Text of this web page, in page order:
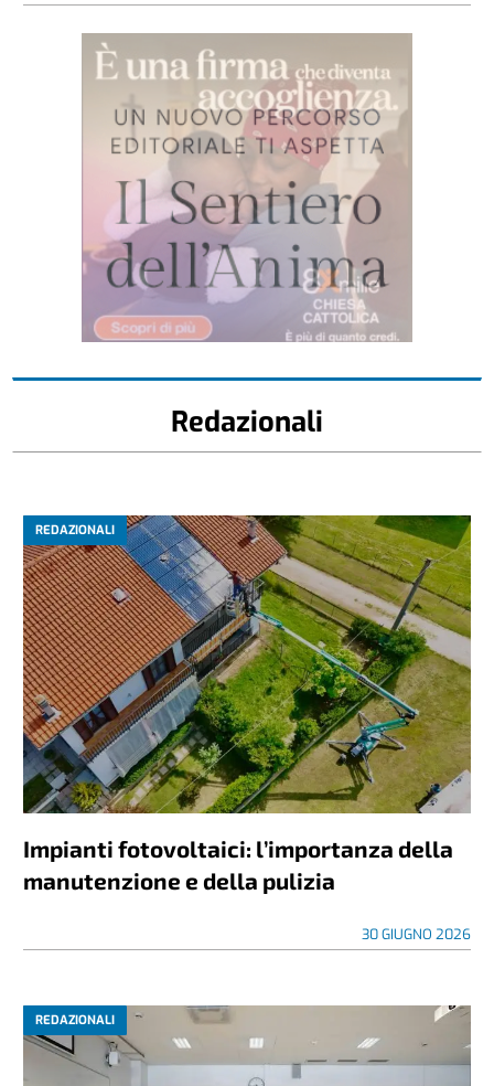
Redazionali
REDAZIONALI
Impianti fotovoltaici: l’importanza della
manutenzione e della pulizia
30 GIUGNO 2026
REDAZIONALI